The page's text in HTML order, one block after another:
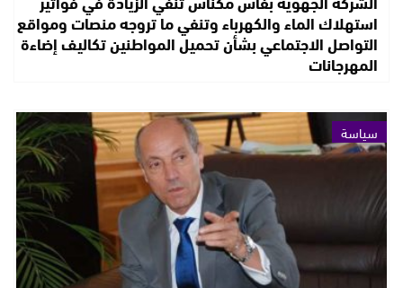
استهلاك الماء والكهرباء وتنفي ما تروجه منصات ومواقع
التواصل الاجتماعي بشأن تحميل المواطنين تكاليف إضاءة
المهرجانات
سياسة